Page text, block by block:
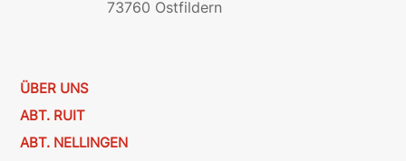
73760 Ostfildern
ÜBER UNS
ABT. RUIT
ABT. NELLINGEN